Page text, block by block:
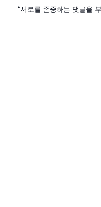
“서로를 존중하는 댓글을